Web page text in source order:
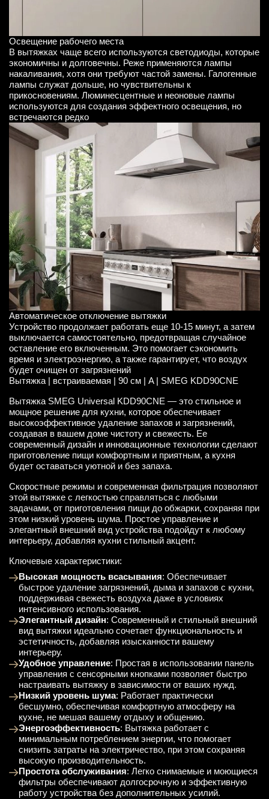
Освещение рабочего места
В вытяжках чаще всего используются светодиоды, которые
экономичны и долговечны. Реже применяются лампы
накаливания, хотя они требуют частой замены. Галогенные
лампы служат дольше, но чувствительны к
прикосновениям. Люминесцентные и неоновые лампы
используются для создания эффектного освещения, но
встречаются редко
Автоматическое отключение вытяжки
Устройство продолжает работать еще 10-15 минут, а затем
выключается самостоятельно, предотвращая случайное
оставление его включенным. Это помогает сэкономить
время и электроэнергию, а также гарантирует, что воздух
будет очищен от загрязнений
Вытяжка | встраиваемая | 90 см | A | SMEG KDD90CNE
Вытяжка SMEG Universal KDD90CNE — это стильное и
мощное решение для кухни, которое обеспечивает
высокоэффективное удаление запахов и загрязнений,
создавая в вашем доме чистоту и свежесть. Ее
современный дизайн и инновационные технологии сделают
приготовление пищи комфортным и приятным, а кухня
будет оставаться уютной и без запаха.
Скоростные режимы и современная фильтрация позволяют
этой вытяжке с легкостью справляться с любыми
задачами, от приготовления пищи до обжарки, сохраняя при
этом низкий уровень шума. Простое управление и
элегантный внешний вид устройства подойдут к любому
интерьеру, добавляя кухни стильный акцент.
Ключевые характеристики:
Высокая мощность всасывания: Обеспечивает
быстрое удаление загрязнений, дыма и запахов с кухни,
поддерживая свежесть воздуха даже в условиях
интенсивного использования.
Элегантный дизайн: Современный и стильный внешний
вид вытяжки идеально сочетает функциональность и
эстетичность, добавляя изысканности вашему
интерьеру.
Удобное управление: Простая в использовании панель
управления с сенсорными кнопками позволяет быстро
настраивать вытяжку в зависимости от ваших нужд.
Низкий уровень шума: Работает практически
бесшумно, обеспечивая комфортную атмосферу на
кухне, не мешая вашему отдыху и общению.
Энергоэффективность: Вытяжка работает с
минимальным потреблением энергии, что помогает
снизить затраты на электричество, при этом сохраняя
высокую производительность.
Простота обслуживания: Легко снимаемые и моющиеся
фильтры обеспечивают долгосрочную и эффективную
работу устройства без дополнительных усилий.